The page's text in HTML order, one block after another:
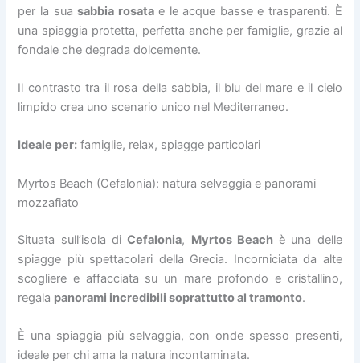
per la suasabbia rosatae le acque basse e trasparenti. È
una spiaggia protetta, perfetta anche per famiglie, grazie al
fondale che degrada dolcemente.
Il contrasto tra il rosa della sabbia, il blu del mare e il cielo
limpido crea uno scenario unico nel Mediterraneo.
Ideale per: famiglie, relax, spiagge particolari
Myrtos Beach (Cefalonia): natura selvaggia e panorami
mozzafiato
Situata sull’isola diCefalonia, Myrtos Beachè una delle
spiagge più spettacolari della Grecia. Incorniciata da alte
scogliere e affacciata su un mare profondo e cristallino,
regala panorami incredibili soprattutto al tramonto.
È una spiaggia più selvaggia, con onde spesso presenti,
ideale per chi ama la natura incontaminata.